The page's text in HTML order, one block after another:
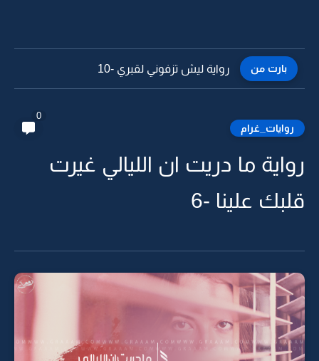
بارت من رواية ليش تزفوني لقبري -9
روايات_غرام
0
رواية ما دريت ان الليالي غيرت
قلبك علينا -6